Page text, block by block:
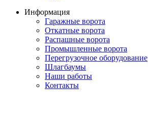
Информация
Гаражные ворота
Откатные ворота
Распашные ворота
Промышленные ворота
Перегрузочное оборудование
Шлагбаумы
Наши работы
Контакты